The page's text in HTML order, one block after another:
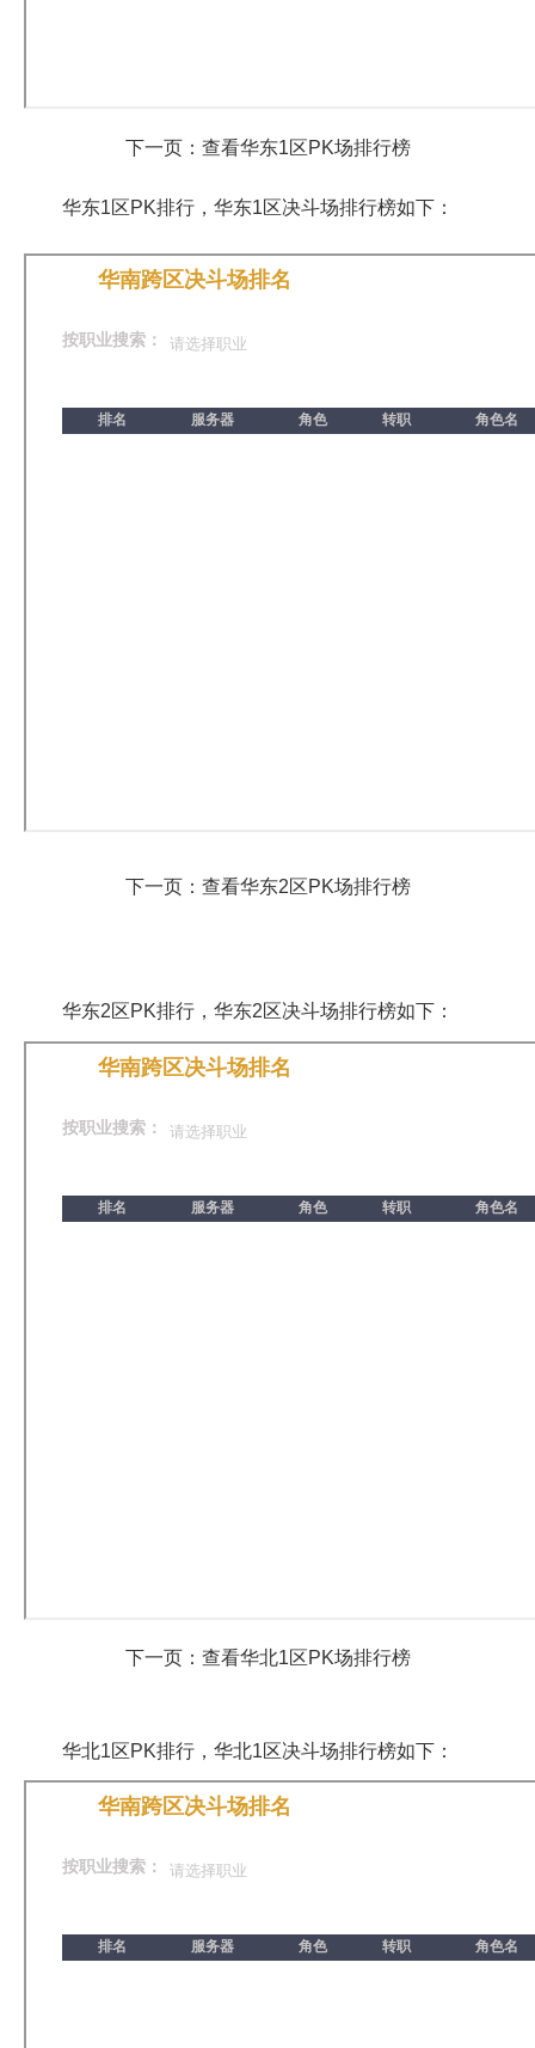
下一页：查看华东1区PK场排行榜
华东1区PK排行，华东1区决斗场排行榜如下：
下一页：查看华东2区PK场排行榜
华东2区PK排行，华东2区决斗场排行榜如下：
下一页：查看华北1区PK场排行榜
华北1区PK排行，华北1区决斗场排行榜如下：